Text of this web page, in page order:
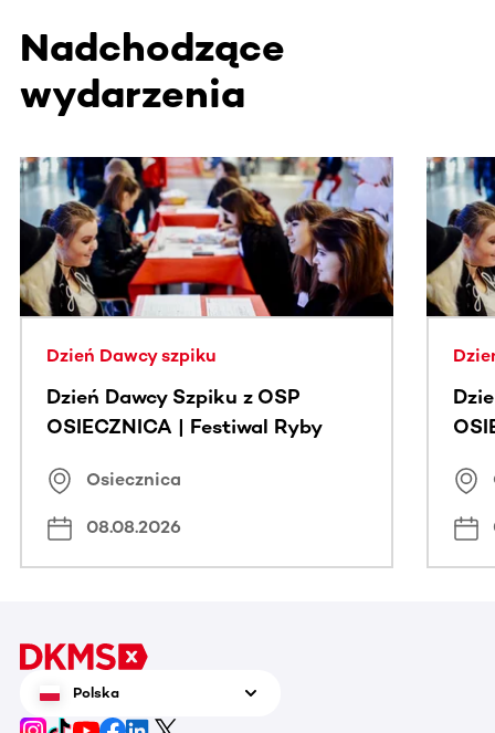
Nadchodzące
wydarzenia
Ta sekcja zawiera treści przewijane w poziomie. Użyj
Dzień Dawcy szpiku
Dzień Dawcy Szpiku z OSP
OSIECZNICA | Festiwal Ryby
Osiecznica
08.08.2026
Polska